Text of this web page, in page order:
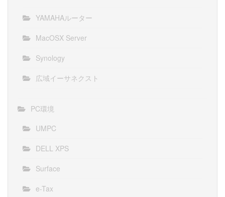
YAMAHAルーター
MacOSX Server
Synology
広域イーサネクスト
PC環境
UMPC
DELL XPS
Surface
e-Tax